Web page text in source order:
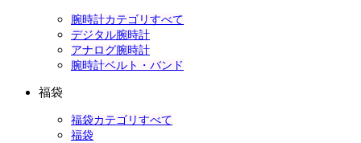
腕時計カテゴリすべて
デジタル腕時計
アナログ腕時計
腕時計ベルト・バンド
福袋
福袋カテゴリすべて
福袋